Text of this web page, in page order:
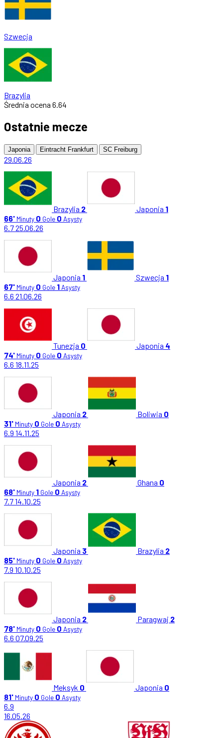
Szwecja
Brazylia
Średnia ocena 6.64
Ostatnie mecze
Japonia Eintracht Frankfurt SC Freiburg
29.06.26
Brazylia 2 Japonia 1
66' Minuty 0 Gole 0 Asysty
6.725.06.26
Japonia 1 Szwecja 1
67' Minuty 0 Gole 1Asysty
6.6 21.06.26
Tunezja 0 Japonia 4
74' Minuty 0 Gole 0 Asysty
6.6 18.11.25
Japonia 2 Boliwia 0
31' Minuty 0 Gole 0 Asysty
6.9 14.11.25
Japonia 2 Ghana 0
68' Minuty 1 Gole 0 Asysty
7.714.10.25
Japonia 3 Brazylia 2
85' Minuty 0 Gole 0 Asysty
7.9 10.10.25
Japonia 2 Paragwaj 2
78' Minuty 0 Gole 0 Asysty
6.6 07.09.25
Meksyk 0 Japonia 0
81' Minuty 0 Gole 0 Asysty
6.9
16.05.26